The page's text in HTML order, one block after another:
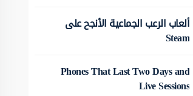
ألعاب الرعب الجماعية الأنجح على
Steam
Phones That Last Two Days and
Live Sessions